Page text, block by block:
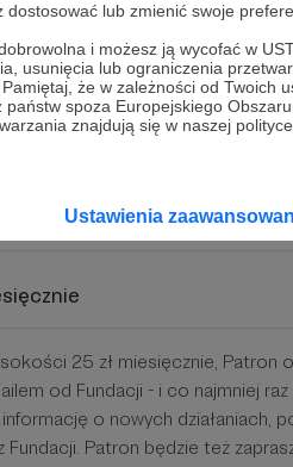
dostosować lub zmienić swoje
i możesz ją wycofać w
usunięcia lub ograniczenia
że w zależności od Twoich
państw spoza Europejskiego
znajdują się w naszej
Ustawienia
25 zł miesięcznie, Patron
od Fundacji - i co najmniej
o nowych działaniach,
Fundacji.
25 zł miesięcznie, Patron
od Fundacji - i co najmniej
o nowych działaniach,
Patron będzie też